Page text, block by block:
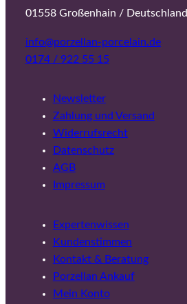
01558 Großenhain / Deutschland
info@porzellan-porcelain.de
0174 / 922 55 15
Newsletter
Zahlung und Versand
Widerrufsrecht
Datenschutz
AGB
Impressum
Expertenwissen
Kundenstimmen
Kontakt & Beratung
Porzellan Ankauf
Mein Konto